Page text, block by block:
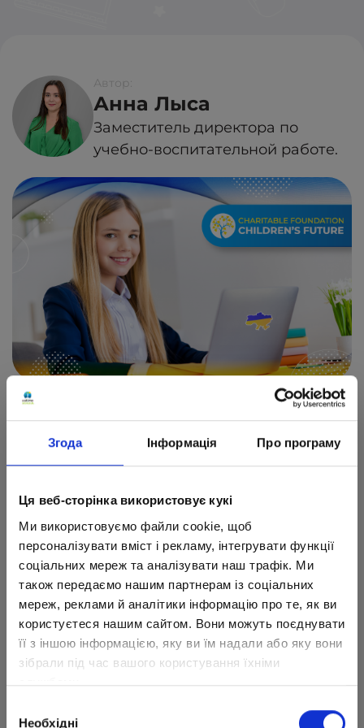
Згода Інформація Про програму
Ця веб-сторінка використовує кукі
Ми використовуємо файли cookie, щоб
персоналізувати вміст і рекламу, інтегрувати функції
соціальних мереж та аналізувати наш трафік. Ми
також передаємо нашим партнерам із соціальних
мереж, реклами й аналітики інформацію про те, як ви
користуєтеся нашим сайтом. Вони можуть поєднувати
її з іншою інформацією, яку ви їм надали або яку вони
зібрали під час вашого користування їхніми
службами.
Необхідні
Автор:
Анна Лыса
Заместитель директора по
учебно-воспитательной работе.
Благотворительный фонд «За будущее детей»
помогает детям, пострадавшим от
российской агрессии. Благодаря
стипендиальной программе школьники могут
образование в Украине и за ее пределами.
Для обучения нужен только интернет. Уроки
доступны круглосуточно. Образовательная
платформа удобная, мощная и интуитивно
понятная. Есть постоянная связь с учителями,
классным руководителем и технической
поддержкой.
Читайте подробности и подавайте заявку на
сайте фонда:https://childrensfuture.org.ua.